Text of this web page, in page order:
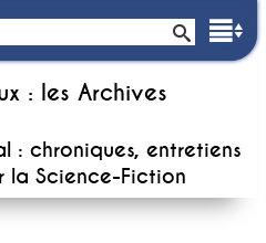
: les Archives
: chroniques, entretiens
la Science-Fiction